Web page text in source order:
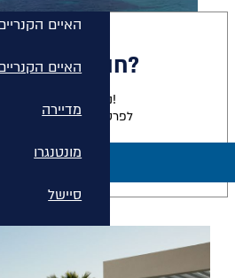
האיים
האיים
מדיירה
מונטנגרו
סיישל
חולמים להתארח כאן?
נשמח להגשים לכם את החלום!
לפרטים על חבילות למלון
ליצירת קשר